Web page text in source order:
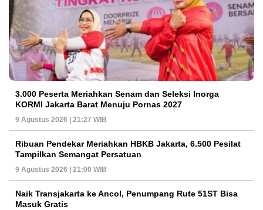
3.000 Peserta Meriahkan Senam dan Seleksi Inorga
KORMI Jakarta Barat Menuju Pornas 2027
9 Agustus 2026 | 21:27 WIB
Ribuan Pendekar Meriahkan HBKB Jakarta, 6.500 Pesilat
Tampilkan Semangat Persatuan
9 Agustus 2026 | 21:00 WIB
Naik Transjakarta ke Ancol, Penumpang Rute 51ST Bisa
Masuk Gratis